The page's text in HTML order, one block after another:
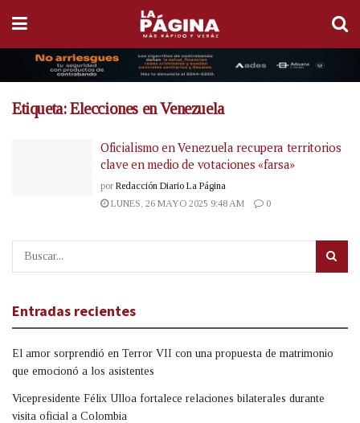
Etiqueta:Elecciones en Venezuela
Oficialismo en Venezuela recupera territorios
clave en medio de votaciones «farsa»
por Redacción Diario La Página
LUNES, 26 MAYO 2025 9:48 AM
0
Entradas recientes
El amor sorprendió en Terror VII con una propuesta de matrimonio
que emocionó a los asistentes
Vicepresidente Félix Ulloa fortalece relaciones bilaterales durante
visita oficial a Colombia